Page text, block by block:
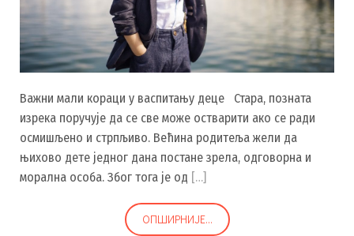
Важни мали кораци у васпитању деце Стара, позната
изрека поручује да се све може остварити ако се ради
осмишљено и стрпљиво. Већина родитеља жели да
њихово дете једног дана постане зрела, одговорна и
морална особа. Због тога је од […]
ОПШИРНИЈЕ...